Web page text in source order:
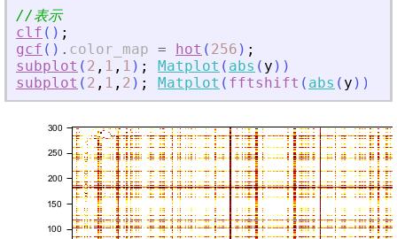
//表示
clf ( ) ;
gcf ( ) . color_map = hot ( 256 ) ;
subplot ( 2 , 1 , 1 ) ; Matplot ( abs ( y ) )
subplot ( 2 , 1 , 2 ) ; Matplot ( fftshift ( abs ( y ) )